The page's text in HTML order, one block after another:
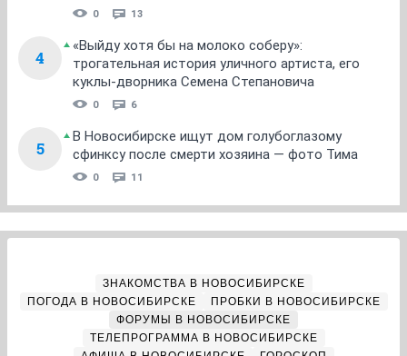
0 13
4
«Выйду хотя бы на молоко соберу»:
трогательная история уличного артиста, его
куклы-дворника Семена Степановича
0 6
5
В Новосибирске ищут дом голубоглазому
сфинксу после смерти хозяина — фото Тима
0 11
ЗНАКОМСТВА В НОВОСИБИРСКЕ
ПОГОДА В НОВОСИБИРСКЕ
ПРОБКИ В НОВОСИБИРСКЕ
ФОРУМЫ В НОВОСИБИРСКЕ
ТЕЛЕПРОГРАММА В НОВОСИБИРСКЕ